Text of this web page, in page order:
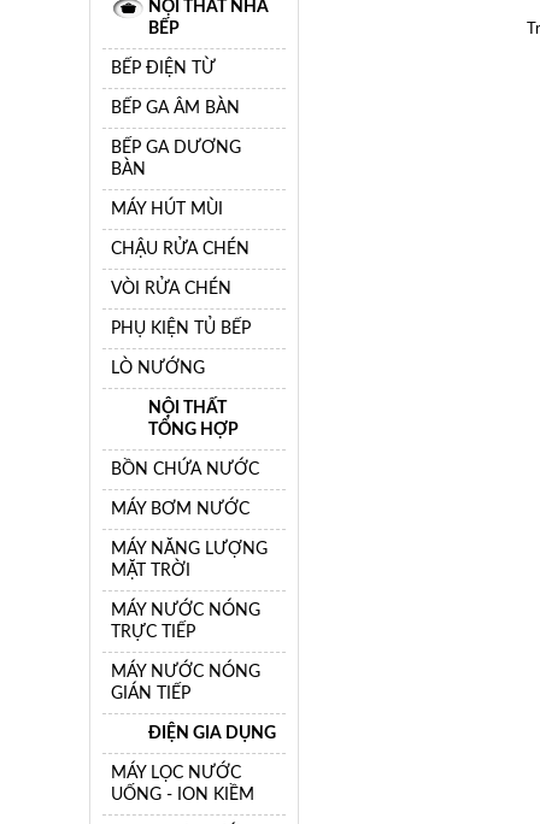
NỘI THẤT NHÀ
BẾP
BẾP ĐIỆN TỪ
BẾP GA ÂM BÀN
BẾP GA DƯƠNG
BÀN
MÁY HÚT MÙI
CHẬU RỬA CHÉN
VÒI RỬA CHÉN
PHỤ KIỆN TỦ BẾP
LÒ NƯỚNG
NỘI THẤT
TỔNG HỢP
BỒN CHỨA NƯỚC
MÁY BƠM NƯỚC
MÁY NĂNG LƯỢNG
MẶT TRỜI
MÁY NƯỚC NÓNG
TRỰC TIẾP
MÁY NƯỚC NÓNG
GIÁN TIẾP
ĐIỆN GIA DỤNG
MÁY LỌC NƯỚC
UỐNG - ION KIỀM